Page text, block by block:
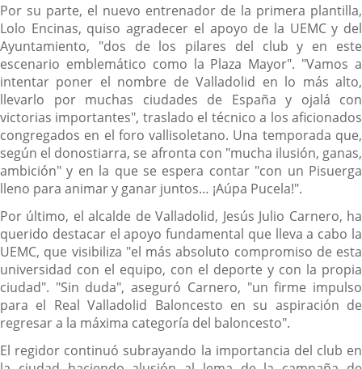
Por su parte, el nuevo entrenador de la primera plantilla,
Lolo Encinas, quiso agradecer el apoyo de la UEMC y del
Ayuntamiento, "dos de los pilares del club y en este
escenario emblemático como la Plaza Mayor". "Vamos a
intentar poner el nombre de Valladolid en lo más alto,
llevarlo por muchas ciudades de España y ojalá con
victorias importantes", traslado el técnico a los aficionados
congregados en el foro vallisoletano. Una temporada que,
según el donostiarra, se afronta con "mucha ilusión, ganas,
ambición" y en la que se espera contar "con un Pisuerga
lleno para animar y ganar juntos… ¡Aúpa Pucela!".
Por último, el alcalde de Valladolid, Jesús Julio Carnero, ha
querido destacar el apoyo fundamental que lleva a cabo la
UEMC, que visibiliza "el más absoluto compromiso de esta
universidad con el equipo, con el deporte y con la propia
ciudad". "Sin duda", aseguró Carnero, "un firme impulso
para el Real Valladolid Baloncesto en su aspiración de
regresar a la máxima categoría del baloncesto".
El regidor continuó subrayando la importancia del club en